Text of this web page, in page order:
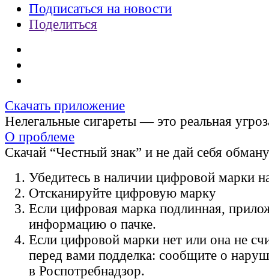
Подписаться на новости
Поделиться
Скачать приложение
Нелегальные сигареты — это реальная
О проблеме
Скачай “Честный знак” и не дай себя
Убедитесь в наличии цифровой марки
Отсканируйте цифровую марку
Если цифровая марка подлинная,
информацию о пачке.
Если цифровой марки нет или она не
перед вами подделка: сообщите о
в Роспотребнадзор.